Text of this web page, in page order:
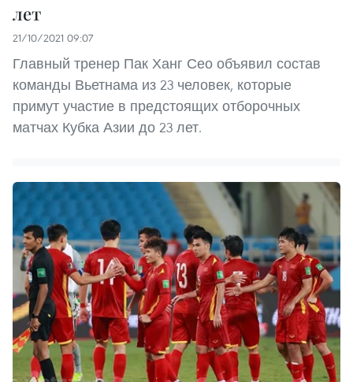
лет
21/10/2021 09:07
Главный тренер Пак Ханг Сео объявил состав
команды Вьетнама из 23 человек, которые
примут участие в предстоящих отборочных
матчах Кубка Азии до 23 лет.